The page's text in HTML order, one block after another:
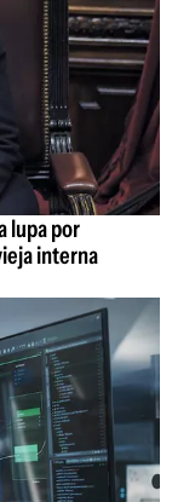
lupa por
interna